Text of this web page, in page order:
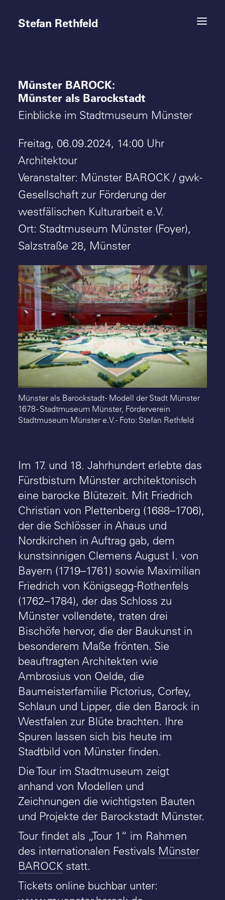
Stefan Rethfeld
Termine
Projekte
Vita
Kontakt
Suche
Münster BAROCK:
Münster als Barockstadt
Einblicke im Stadtmuseum Münster
Freitag, 06.09.2024, 14:00 Uhr
Architektour
Veranstalter: Münster BAROCK / gwk-
Gesellschaft zur Förderung der
westfälischen Kulturarbeit e.V.
Ort: Stadtmuseum Münster (Foyer),
Salzstraße 28, Münster
Münster als Barockstadt - Modell der Stadt Münster
1678 - Stadtmuseum Münster, Förderverein
Stadtmuseum Münster e.V. - Foto: Stefan Rethfeld
Im 17. und 18. Jahrhundert erlebte das
Fürstbistum Münster architektonisch
eine barocke Blütezeit. Mit Friedrich
Christian von Plettenberg (1688–1706),
der die Schlösser in Ahaus und
Nordkirchen in Auftrag gab, dem
kunstsinnigen Clemens August I. von
Bayern (1719–1761) sowie Maximilian
Friedrich von Königsegg-Rothenfels
(1762–1784), der das Schloss zu
Münster vollendete, traten drei
Bischöfe hervor, die der Baukunst in
besonderem Maße frönten. Sie
beauftragten Architekten wie
Ambrosius von Oelde, die
Baumeisterfamilie Pictorius, Corfey,
Schlaun und Lipper, die den Barock in
Westfalen zur Blüte brachten. Ihre
Spuren lassen sich bis heute im
Stadtbild von Münster finden.
Die Tour im Stadtmuseum zeigt
anhand von Modellen und
Zeichnungen die wichtigsten Bauten
und Projekte der Barockstadt Münster.
Tour findet als „Tour 1“ im Rahmen
des internationalen Festivals Münster
BAROCK statt.
Tickets online buchbar unter: